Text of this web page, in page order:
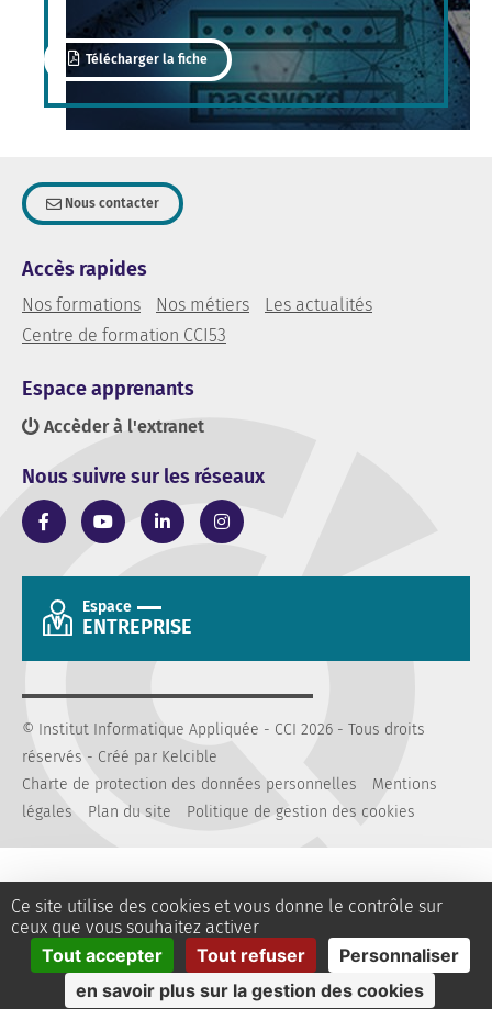
Télécharger la fiche
Nous contacter
Accès rapides
Nos formations Nos métiers
Les actualités
Centre de formation CCI53
Espace apprenants
Accèder à l'extranet
Nous suivre sur les réseaux
Espace
ENTREPRISE
© Institut Informatique Appliquée - CCI 2026 - Tous droits
réservés - Créé par Kelcible
Charte de protection des données personnelles
Mentions
légales
Plan du site Politique de gestion des cookies
Ce site utilise des cookies et vous donne le contrôle sur
ceux que vous souhaitez activer
Tout accepter Tout refuser
Personnaliser
en savoir plus sur la gestion des cookies